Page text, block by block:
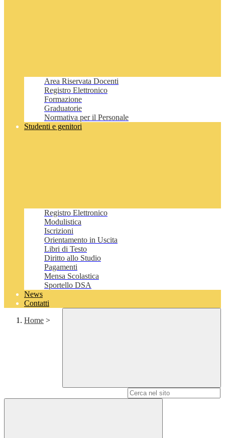
Area Riservata Docenti
Registro Elettronico
Formazione
Graduatorie
Normativa per il Personale
Studenti e genitori
Registro Elettronico
Modulistica
Iscrizioni
Orientamento in Uscita
Libri di Testo
Diritto allo Studio
Pagamenti
Mensa Scolastica
Sportello DSA
News
Contatti
Home >